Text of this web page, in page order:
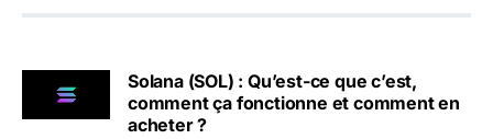
Solana (SOL) : Qu’est-ce que c’est,
comment ça fonctionne et comment en
acheter ?